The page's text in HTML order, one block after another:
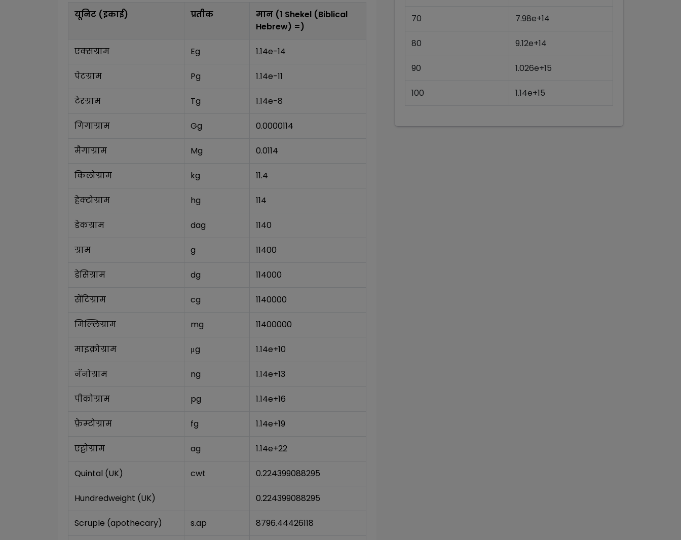
यूनिट (इकाई) प्रतीक मान (1 Shekel (Biblical
Hebrew) =)
एक्सग्राम Eg 1.14e-14
पेटग्राम Pg 1.14e-11
टेरग्राम Tg 1.14e-8
गिगाग्राम Gg 0.0000114
मैगाग्राम Mg 0.0114
किलोग्राम kg 11.4
हेक्टोग्राम hg 114
डेकग्राम dag 1140
ग्राम g 11400
डेसिग्राम dg 114000
सेंटिग्राम cg 1140000
मिल्लिग्राम mg 11400000
माइक्रोग्राम μg 1.14e+10
नॅनोग्राम ng 1.14e+13
पीकोग्राम pg 1.14e+16
फ़ेम्टोग्राम fg 1.14e+19
एट्टोग्राम ag 1.14e+22
Quintal (UK) cwt 0.224399088295
Hundredweight (UK) 0.224399088295
Scruple (apothecary) s.ap 8796.44426118
70 7.98e+14
80 9.12e+14
90 1.026e+15
100 1.14e+15